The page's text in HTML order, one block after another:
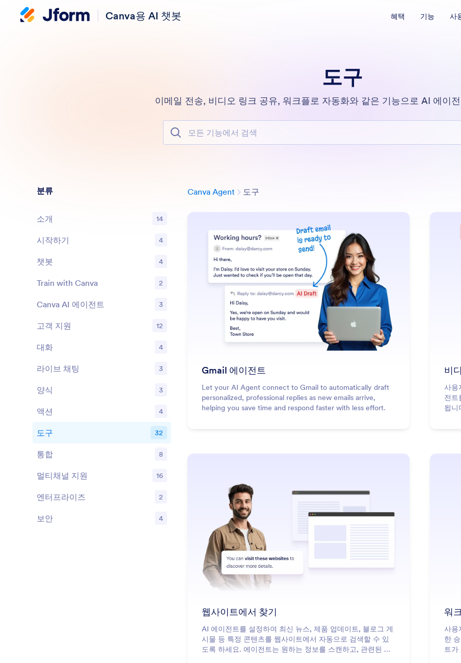
Canva용 AI 챗봇 혜택 기능 사
도구
이메일 전송, 비디오 링크 공유, 워크플로 자동화와 같은 기능으로 AI 에이
모든 기능에서 검색
Canva Agent 도구
더 알아보기: Gmail Agent
Gmail 에이전트
Let your AI Agent connect to Gmail to automatically draft
personalized, professional replies as new emails arrive,
helping you save time and respond faster with less effort.
비
사용
전트
됩니
: Find in Website
웹사이트에서 찾기
AI 에이전트를 설정하여 최신 뉴스, 제품 업데이트, 블로그 게
시물 등 특정 콘텐츠를 웹사이트에서 자동으로 검색할 수 있
도록 하세요. 에이전트는 원하는 정보를 스캔하고, 관련된 콘
워
사용
한
트가
분류
소개 14
기능
시작하기 4
기능
챗봇 4
기능
Train with Canva 2
기능
Canva AI 에이전트 3
기능
고객 지원 12
기능
대화 4
기능
라이브 채팅 3
기능
양식 3
기능
액션 4
기능
도구 32
기능
통합 8
기능
멀티채널 지원 16
기능
엔터프라이즈 2
기능
보안 4